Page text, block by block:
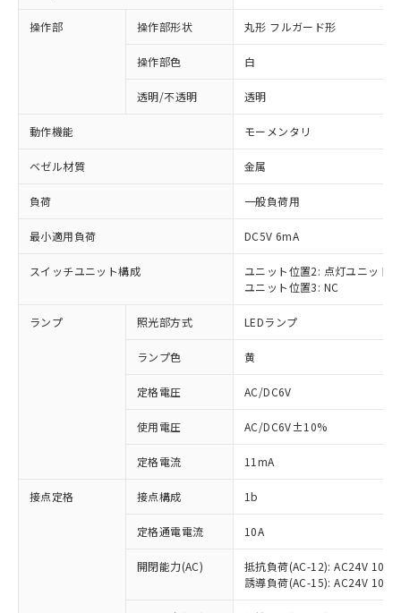
操作部 操作部形状 丸形 フルガード形
操作部色 白
透明/不透明 透明
動作機能 モーメンタリ
ベゼル材質 金属
負荷 一般負荷用
最小適用負荷 DC5V 6mA
スイッチユニット構成
ユニット位置2: 点灯ユニット
ユニット位置3: NC
ランプ 照光部方式 LEDランプ
ランプ色 黄
定格電圧 AC/DC6V
使用電圧 AC/DC6V±10%
定格電流 11mA
接点定格 接点構成 1b
定格通電電流 10A
開閉能力(AC)
抵抗負荷(AC-12): AC24V 10A/
誘導負荷(AC-15): AC24V
以下の条件をお読みいただき、同意のうえ
本サービスは、当社制御機器事業取扱
商品の当社在庫状況および標準価格
(税抜)を提供させていただくもので
当社制御機器事業取扱商品の中には、
本サービスの対象外となる商品もある
非含有に対応した製品が提供可能な商品で
対応予定：EU RoHS指令（10物質）の非含
有に対応した製品に切り替える予定のある
対応予定なし：EU RoHS指令（10物質）の
非含有に非対応の商品で、対応品を出す予
調査・確認中：EU RoHS指令（10物質）の
非含有の対応状況を調査中または確認中の
非該当品：ライセンス料など無形物で、有
害物質有無と関係のない商品です。
仕入先様の事情により、非含有部品として
「○」：最大均質材料含有率が中国RoHSの
基準値以下であることを示します。
「×」：最大均質材料含有率が中国RoHSの